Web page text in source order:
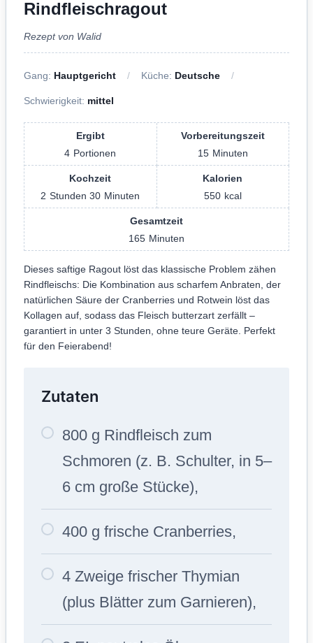
Rindfleischragout
Rezept von Walid
Gang: Hauptgericht Küche: Deutsche
Schwierigkeit: mittel
Ergibt
4 Portionen
Vorbereitungszeit
15 Minuten
Kochzeit
2 Stunden30 Minuten
Kalorien
550 kcal
Gesamtzeit
165 Minuten
Dieses saftige Ragout löst das klassische Problem zähen
Rindfleischs: Die Kombination aus scharfem Anbraten, der
natürlichen Säure der Cranberries und Rotwein löst das
Kollagen auf, sodass das Fleisch butterzart zerfällt –
garantiert in unter 3 Stunden, ohne teure Geräte. Perfekt
für den Feierabend!
Zutaten
800 g Rindfleisch zum
Schmoren (z. B. Schulter, in 5–
6 cm große Stücke),
400 g frische Cranberries,
4 Zweige frischer Thymian
(plus Blätter zum Garnieren),